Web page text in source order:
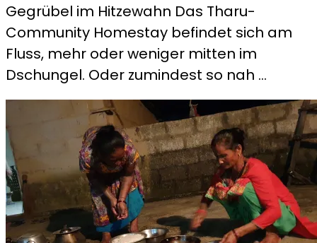
Safari
im
Regen
Gegrübel im Hitzewahn Das Tharu-
Community Homestay befindet sich am
Fluss, mehr oder weniger mitten im
Dschungel. Oder zumindest so nah …